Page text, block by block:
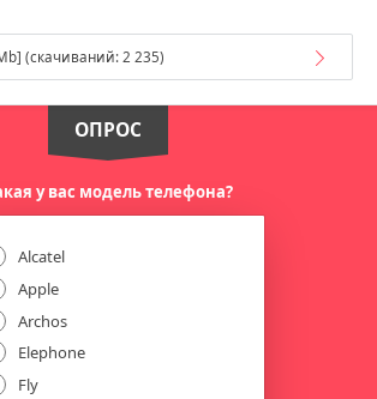
(cкачиваний: 2 235)
ОПРОС
у вас модель телефона?
Alcatel
Apple
Archos
Elephone
Fly